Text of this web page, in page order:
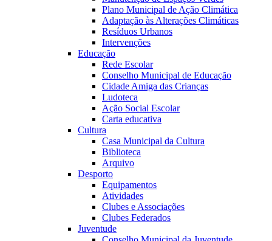
Plano Municipal de Ação Climática
Adaptação às Alterações Climáticas
Resíduos Urbanos
Intervenções
Educação
Rede Escolar
Conselho Municipal de Educação
Cidade Amiga das Crianças
Ludoteca
Ação Social Escolar
Carta educativa
Cultura
Casa Municipal da Cultura
Biblioteca
Arquivo
Desporto
Equipamentos
Atividades
Clubes e Associações
Clubes Federados
Juventude